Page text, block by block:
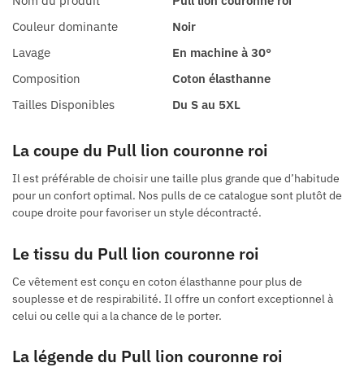
Couleur dominante
Noir
Lavage
En machine à 30°
Composition
Coton élasthanne
Tailles Disponibles
Du S au 5XL
La coupe du Pull lion couronne roi
Il est préférable de choisir une taille plus grande que d’habitude
pour un confort optimal. Nos pulls de ce catalogue sont plutôt de
coupe droite pour favoriser un style décontracté.
Le tissu du Pull lion couronne roi
Ce vêtement est conçu en coton élasthanne pour plus de
souplesse et de respirabilité. Il offre un confort exceptionnel à
celui ou celle qui a la chance de le porter.
La légende du Pull lion couronne roi